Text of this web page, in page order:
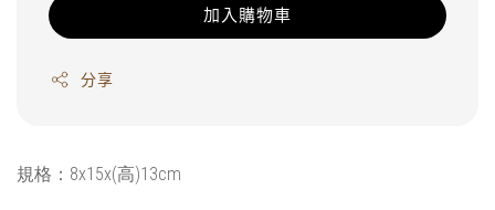
加入購物車
分享
規格：8x15x(高)13cm